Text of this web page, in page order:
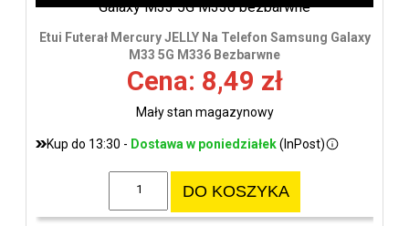
Etui Futerał Mercury JELLY Na Telefon Samsung Galaxy
M33 5G M336 Bezbarwne
Cena: 8,49 zł
Mały stan magazynowy
Kup do 13:30 - Dostawa w poniedziałek(InPost)
DO KOSZYKA